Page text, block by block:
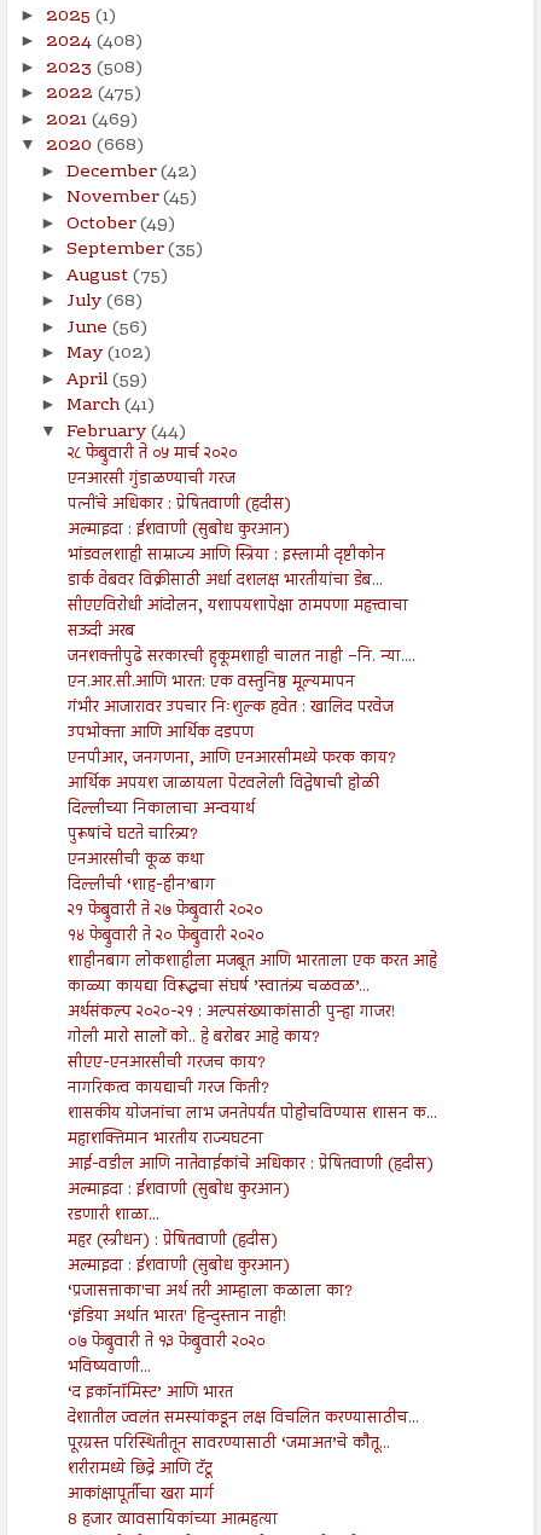
► 2025 (1)
► 2024(408)
► 2023 (508)
► 2022 (475)
► 2021(469)
▼ 2020 (668)
► December(42)
► November(45)
► October(49)
► September(35)
► August(75)
► July(68)
► June (56)
► May(102)
► April(59)
► March(41)
▼ February(44)
२८ फेब्रुवारी ते ०५ मार्च २०२०
एनआरसी गुंडाळण्याची गरज
पत्नींचे अधिकार : प्रेषितवाणी (हदीस)
अल्माइदा : ईशवाणी (सुबोध कुरआन)
भांडवलशाही साम्राज्य आणि स्त्रिया : इस्लामी दृष्टीकोन
डार्क वेबवर विक्रीसाठी अर्धा दशलक्ष भारतीयांचा डेब...
सीएएविरोधी आंदोलन, यशापयशापेक्षा ठामपणा महत्त्वाचा
सऊदी अरब
जनशक्तीपुढे सरकारची हुकूमशाही चालत नाही –नि. न्या....
एन.आर.सी.आणि भारत: एक वस्तुनिष्ठ मूल्यमापन
गंभीर आजारावर उपचार निःशुल्क हवेत : खालिद परवेज
उपभोक्ता आणि आर्थिक दडपण
एनपीआर, जनगणना, आणि एनआरसीमध्ये फरक काय?
आर्थिक अपयश जाळायला पेटवलेली विद्वेषाची होळी
दिल्लीच्या निकालाचा अन्वयार्थ
पुरूषांचे घटते चारित्र्य?
एनआरसीची कूळ कथा
दिल्लीची ‘शाह-हीन’बाग
२१ फेब्रुवारी ते २७ फेब्रुवारी २०२०
१४ फेब्रुवारी ते २० फेब्रुवारी २०२०
शाहीनबाग लोकशाहीला मजबूत आणि भारताला एक करत आहे
काळ्या कायद्या विरूद्धचा संघर्ष ’स्वातंत्र्य चळवळ’...
अर्थसंकल्प २०२०-२१ : अल्पसंख्याकांसाठी पुन्हा गाजर!
गोली मारो सालों को.. हे बरोबर आहे काय?
सीएए-एनआरसीची गरजच काय?
नागरिकत्व कायद्याची गरज किती?
शासकीय योजनांचा लाभ जनतेपर्यंत पोहोचविण्यास शासन क...
महाशक्तिमान भारतीय राज्यघटना
आई-वडील आणि नातेवाईकांचे अधिकार : प्रेषितवाणी (हदीस)
अल्माइदा : ईशवाणी (सुबोध कुरआन)
रडणारी शाळा...
महर (स्त्रीधन) : प्रेषितवाणी (हदीस)
अल्माइदा : ईशवाणी (सुबोध कुरआन)
‘प्रजासत्ताका'चा अर्थ तरी आम्हाला कळाला का?
‘इंडिया अर्थात भारत' हिन्दुस्तान नाही!
०७ फेब्रुवारी ते १३ फेब्रुवारी २०२०
भविष्यवाणी...
‘द इकॉनॉमिस्ट’ आणि भारत
देशातील ज्वलंत समस्यांकडून लक्ष विचलित करण्यासाठीच...
पूरग्रस्त परिस्थितीतून सावरण्यासाठी ‘जमाअत’चे कौतू...
शरीरामध्ये छिद्रे आणि टॅटू
आकांक्षापूर्तीचा खरा मार्ग
8 हजार व्यावसायिकांच्या आत्महत्या